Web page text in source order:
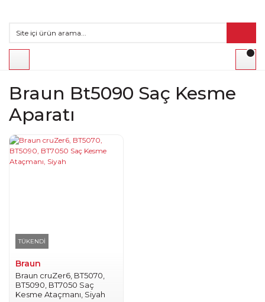
Braun Bt5090 Saç Kesme
Aparatı
TÜKENDİ
Braun
Braun cruZer6, BT5070,
BT5090, BT7050 Saç
Kesme Ataçmanı, Siyah